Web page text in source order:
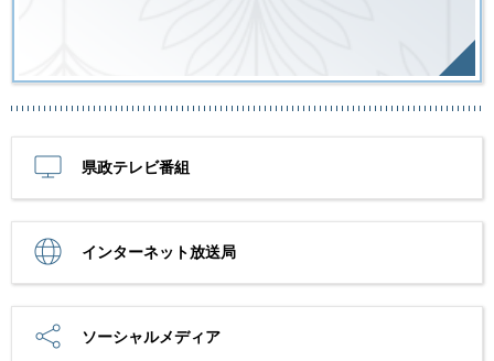
県政テレビ番組
インターネット放送局
ソーシャルメディア